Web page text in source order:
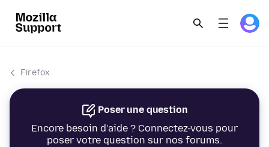
Firefox
Poser une question
Encore besoin d’aide ? Connectez-vous pour
poser votre question sur nos forums.